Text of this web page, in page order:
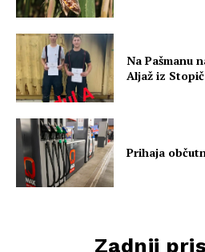
Na Pašmanu
Aljaž iz
Prihaja
Zadnji